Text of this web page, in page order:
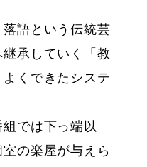
語という伝統芸
承していく「教
くできたシステ
では下っ端以
の楽屋が与えら